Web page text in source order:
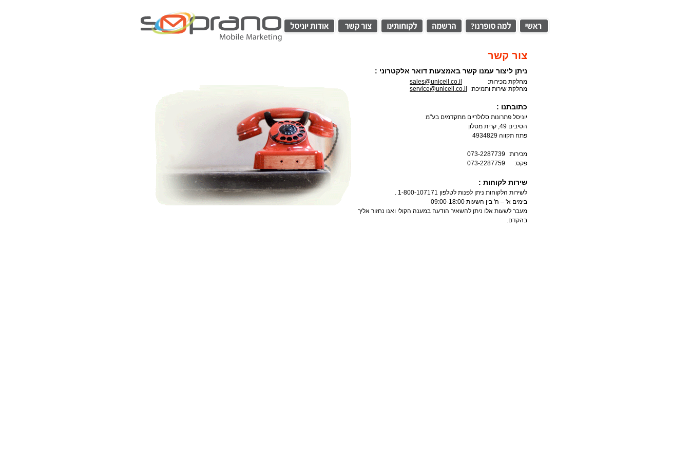
צור קשר
ניתן ליצור עמנו קשר באמצעות דואר אלקטרוני :
מחלקת מכירות:
sales@unicell.co.il
מחלקת שירות ותמיכה:
service@unicell.co.il
כתובתנו :
יוניסל פתרונות סלולריים מתקדמים בע"מ
הסיבים 49, קרית מטלון
פתח תקווה 4934829
מכירות: 073-2287739
פקס: 073-2287759
שירות לקוחות :
לשירות הלקוחות ניתן לפנות לטלפון 1-800-107171 .
בימים א' – ה' בין השעות 09:00-18:00
מעבר לשעות אלו ניתן להשאיר הודעה במענה הקולי ואנו נחזור אליך
בהקדם.